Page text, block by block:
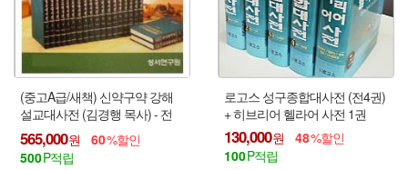
(중고A급/새책) 신약구약 강해
설교대사전 (김경행 목사) - 전
46권 : 통합에서 권위 있는 강해
설교집 !!!
565,000
60
500
로고스 성구종합대사전 (전4권)
+ 히브리어 헬라어 사전 1권
130,000
48
100